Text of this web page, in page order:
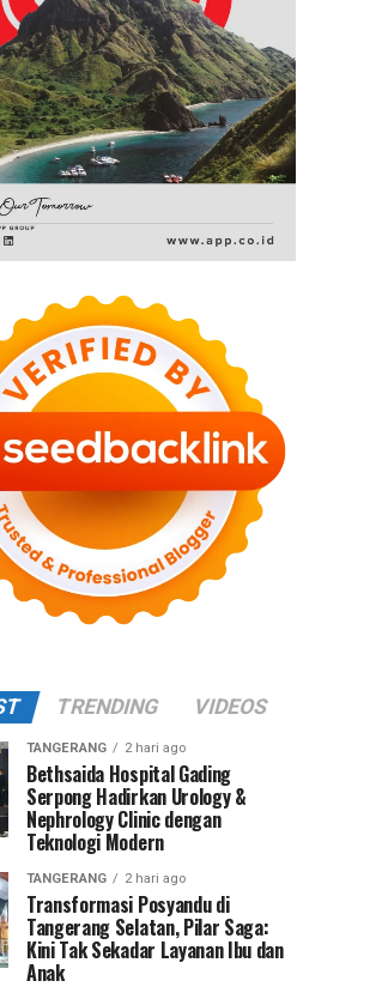
TRENDING VIDEOS
TANGERANG 2 hari ago
Bethsaida Hospital Gading
Serpong Hadirkan Urology &
Nephrology Clinic dengan
Teknologi Modern
TANGERANG 2 hari ago
Transformasi Posyandu di
Tangerang Selatan, Pilar Saga:
Kini Tak Sekadar Layanan Ibu dan
Anak